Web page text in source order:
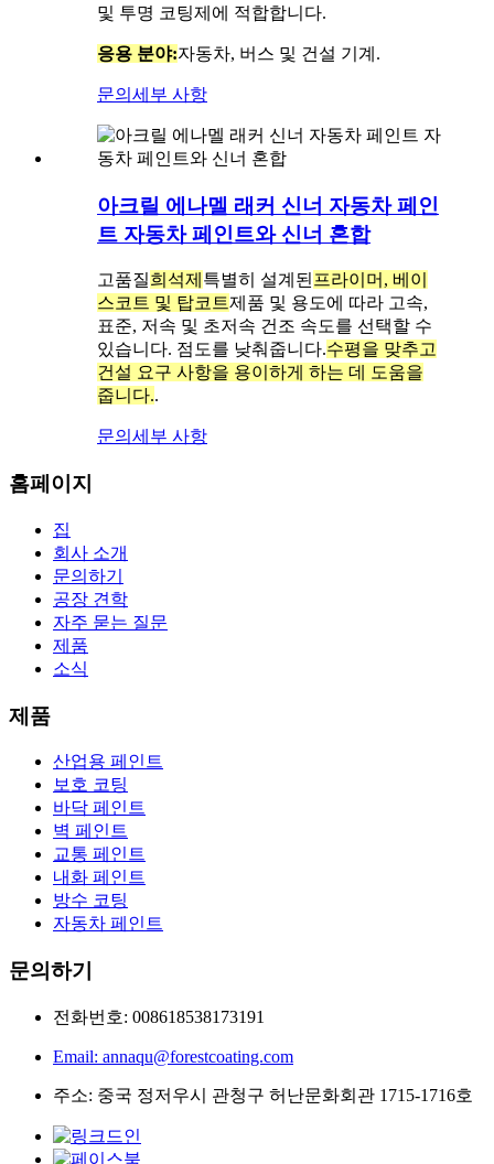
및 투명 코팅제에 적합합니다.
응용 분야:자동차, 버스 및 건설 기계.
문의 세부 사항
아크릴 에나멜 래커 신너 자동차 페인
트 자동차 페인트와 신너 혼합
고품질희석제 특별히 설계된프라이머, 베이
스코트 및 탑코트제품 및 용도에 따라 고속,
표준, 저속 및 초저속 건조 속도를 선택할 수
있습니다. 점도를 낮춰줍니다.수평을 맞추고
건설 요구 사항을 용이하게 하는 데 도움을
줍니다..
문의 세부 사항
홈페이지
집
회사 소개
문의하기
공장 견학
자주 묻는 질문
제품
소식
제품
산업용 페인트
보호 코팅
바닥 페인트
벽 페인트
교통 페인트
내화 페인트
방수 코팅
자동차 페인트
문의하기
전화번호: 008618538173191
Email: annaqu@forestcoating.com
주소: 중국 정저우시 관청구 허난문화회관 1715-1716호